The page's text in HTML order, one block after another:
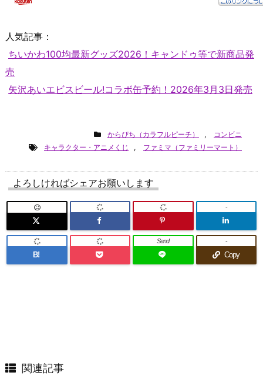
人気記事：
ちいかわ100均最新グッズ2026！キャンドゥ等で新商品発
売
矢沢あいエビスビール!コラボ缶予約！2026年3月3日発売
からぴち（カラフルピーチ） ,
コンビニ
キャラクター・アニメくじ
, ファミマ（ファミリーマート）
よろしければシェアお願いします
-
B!
Send
Copy
-
関連記事